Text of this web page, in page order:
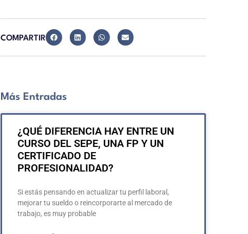
COMPARTIR
Más Entradas
¿QUÉ DIFERENCIA HAY ENTRE UN
CURSO DEL SEPE, UNA FP Y UN
CERTIFICADO DE
PROFESIONALIDAD?
Si estás pensando en actualizar tu perfil laboral,
mejorar tu sueldo o reincorporarte al mercado de
trabajo, es muy probable